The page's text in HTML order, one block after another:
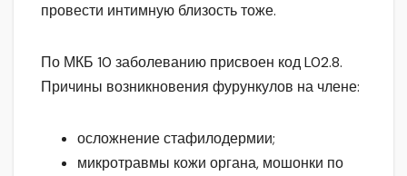
провести интимную близость тоже.
По МКБ 10 заболеванию присвоен код L02.8.
Причины возникновения фурункулов на члене:
осложнение стафилодермии;
микротравмы кожи органа, мошонки по